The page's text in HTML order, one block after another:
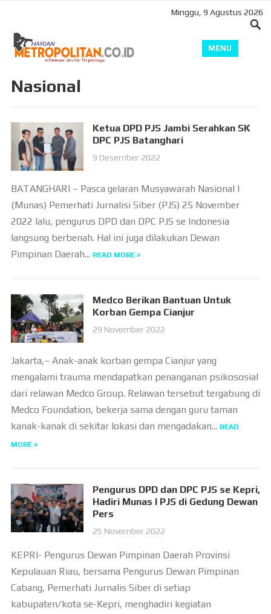
Minggu, 9 Agustus 2026
MENU
Nasional
Ketua DPD PJS Jambi Serahkan SK
DPC PJS Batanghari
9 Desember 2022
BATANGHARI – Pasca gelaran Musyawarah Nasional I
(Munas) Pemerhati Jurnalisi Siber (PJS) 25 November
2022 lalu, pengurus DPD dan DPC PJS se Indonesia
langsung berbenah. Hal ini juga dilakukan Dewan
Pimpinan Daerah... READ MORE »
Medco Berikan Bantuan Untuk
Korban Gempa Cianjur
29 November 2022
Jakarta,– Anak-anak korban gempa Cianjur yang
mengalami trauma mendapatkan penanganan psikososial
dari relawan Medco Group. Relawan tersebut tergabung di
Medco Foundation, bekerja sama dengan guru taman
kanak-kanak di sekitar lokasi dan mengadakan... READ
MORE »
Pengurus DPD dan DPC PJS se Kepri,
Hadiri Munas I PJS di Gedung Dewan
Pers
25 November 2022
KEPRI- Pengurus Dewan Pimpinan Daerah Provinsi
Kepulauan Riau, bersama Pengurus Dewan Pimpinan
Cabang, Pemerhati Jurnalis Siber di setiap
kabupaten/kota se-Kepri, menghadiri kegiatan